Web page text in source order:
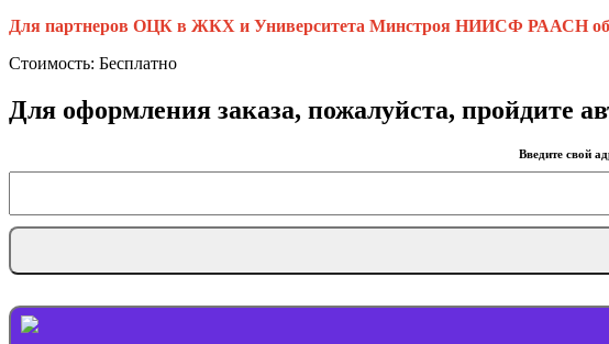
Для партнеров ОЦК в ЖКХ и Университета Минстроя НИИСФ РААСН
Стоимость: Бесплатно
Для оформления заказа, пожалуйста, пройдите
Введите свой